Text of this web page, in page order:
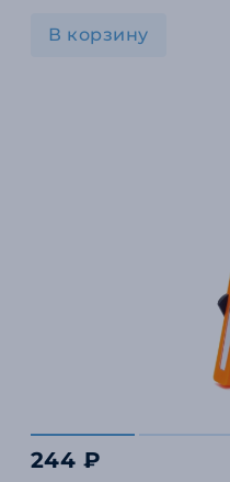
В корзину
244 ₽